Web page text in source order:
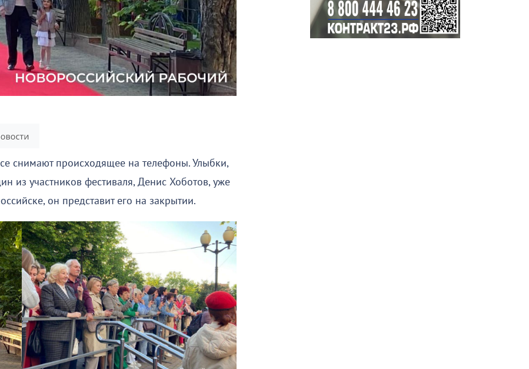
снимают происходящее на телефоны. Улыбки,
из участников фестиваля, Денис Хоботов, уже
он представит его на закрытии.